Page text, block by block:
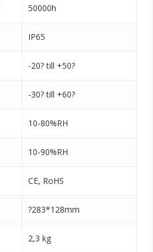
50000h
IP65
-20? till +50?
-30? till +60?
10-80%RH
10-90%RH
CE, RoHS
?283*128mm
2,3 kg